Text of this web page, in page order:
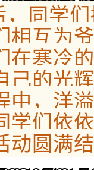
同学
相互为
在寒冷
己的光
中，洋
学们依
动圆满